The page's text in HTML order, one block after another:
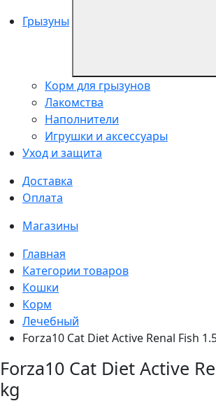
Грызуны
Корм для грызунов
Лакомства
Наполнители
Игрушки и аксессуары
Уход и защита
Доставка
Оплата
Магазины
Главная
Категории товаров
Кошки
Корм
Лечебный
Forza10 Cat Diet Active Renal Fish
Forza10 Cat Diet Active
kg